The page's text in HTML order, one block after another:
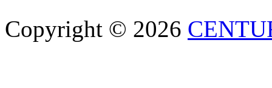
Copyright © 2026